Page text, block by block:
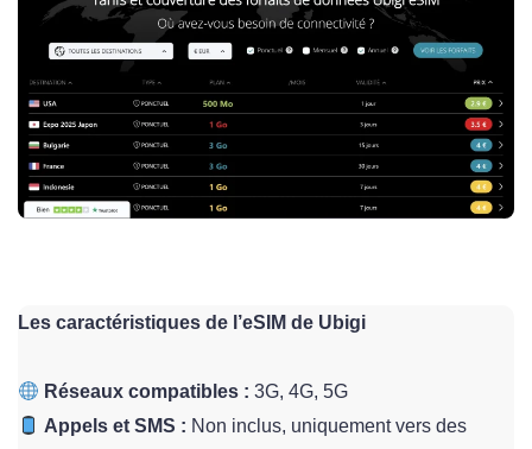
Les caractéristiques de l’eSIM de Ubigi
Réseaux compatibles : 3G, 4G, 5G
Appels et SMS : Non inclus, uniquement vers des